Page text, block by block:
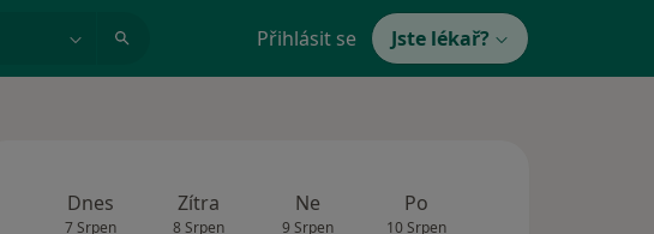
Přihlásit se Jste lékař?
Dnes
7 Srpen
Zítra
8 Srpen
Ne
9 Srpen
Po
10 Srpen